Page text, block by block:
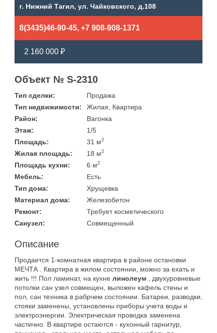
г. Нижний Тагил, ул. Чайковского, д.108
8(3435)46-90-45, +7 908-908-1371
2 160 000 ₽
Объект № S-2310
Тип сделки:
Продажа
Тип недвижимости:
Жилая, Квартира
Район:
Вагонка
Этаж:
1/5
Площадь:
31 м2
Жилая площадь: 18 м2
Площадь кухни: 6 м2
Мебель:
Есть
Тип дома:
Хрущевка
Материал дома:
Железобетон
Ремонт:
Требует косметического
Санузел:
Совмещенный
Описание
Продается 1-комнатная квартира в районе остановки
МЕЧТА . Квартира в жилом состоянии, можно за ехать и
жить !!! Пол ламинат, на кухне линолеум , двухуровневые
потолки сан узел совмещен, выложен кафель стены и
пол, сан техника в рабрчем состоянии. Батареи, разводки,
стояки заменены, установлены приборы учета воды и
электроэнергии. Электрическая проводка заменена
частично. В квартире остаются - кухонный гарнитур,